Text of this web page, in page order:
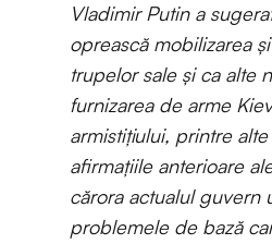
Vladimir Putin a
oprească mobilizarea
trupelor sale și ca alte
furnizarea de arme
armistițiului, printre
afirmațiile anterioare
cărora actualul guvern
problemele de bază